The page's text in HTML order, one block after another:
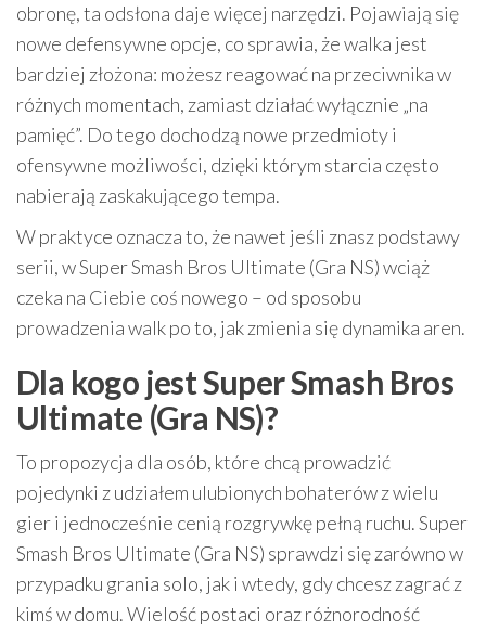
obronę, ta odsłona daje więcej narzędzi. Pojawiają się
nowe defensywne opcje, co sprawia, że walka jest
bardziej złożona: możesz reagować na przeciwnika w
różnych momentach, zamiast działać wyłącznie „na
pamięć”. Do tego dochodzą nowe przedmioty i
ofensywne możliwości, dzięki którym starcia często
nabierają zaskakującego tempa.
W praktyce oznacza to, że nawet jeśli znasz podstawy
serii, w Super Smash Bros Ultimate (Gra NS) wciąż
czeka na Ciebie coś nowego – od sposobu
prowadzenia walk po to, jak zmienia się dynamika aren.
Dla kogo jest Super Smash Bros
Ultimate (Gra NS)?
To propozycja dla osób, które chcą prowadzić
pojedynki z udziałem ulubionych bohaterów z wielu
gier i jednocześnie cenią rozgrywkę pełną ruchu. Super
Smash Bros Ultimate (Gra NS) sprawdzi się zarówno w
przypadku grania solo, jak i wtedy, gdy chcesz zagrać z
kimś w domu. Wielość postaci oraz różnorodność